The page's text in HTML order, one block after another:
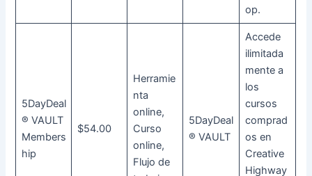
op.
5DayDeal
® VAULT
Members
hip
$54.00
Herramie
nta
online,
Curso
online,
Flujo de
5DayDeal
® VAULT
Accede
ilimitada
mente a
los
cursos
comprad
os en
Creative
Highway